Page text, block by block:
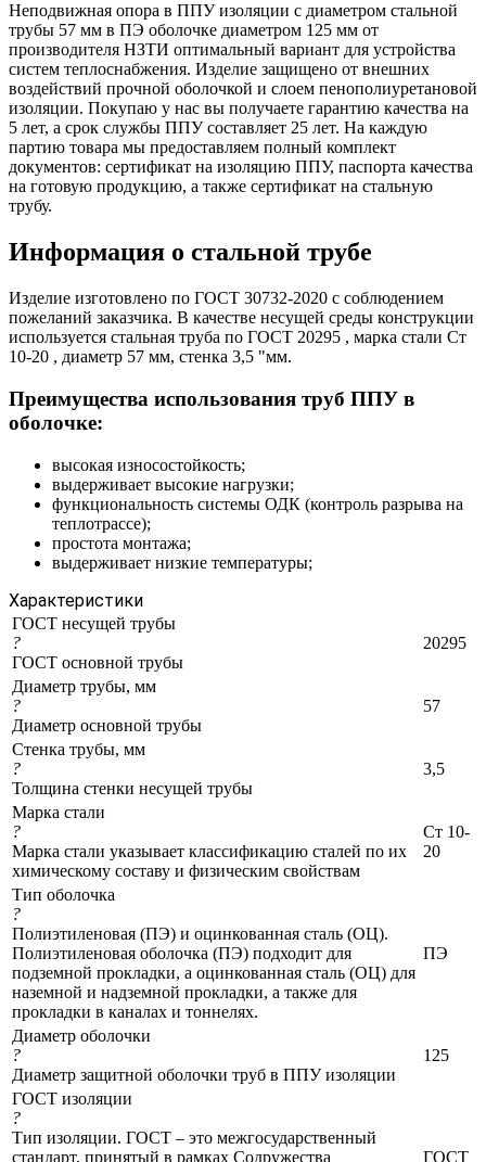
Неподвижная опора в ППУ изоляции с диаметром стальной
трубы 57 мм в ПЭ оболочке диаметром 125 мм от
производителя НЗТИ оптимальный вариант для устройства
систем теплоснабжения. Изделие защищено от внешних
воздействий прочной оболочкой и слоем пенополиуретановой
изоляции. Покупаю у нас вы получаете гарантию качества на
5 лет, а срок службы ППУ составляет 25 лет. На каждую
партию товара мы предоставляем полный комплект
документов: сертификат на изоляцию ППУ, паспорта качества
на готовую продукцию, а также сертификат на стальную
трубу.
Информация о стальной трубе
Изделие изготовлено по ГОСТ 30732-2020 с соблюдением
пожеланий заказчика. В качестве несущей среды конструкции
используется стальная труба по ГОСТ 20295 , марка стали Ст
10-20 , диаметр 57 мм, стенка 3,5 "мм.
Преимущества использования труб ППУ в
оболочке:
высокая износостойкость;
выдерживает высокие нагрузки;
функциональность системы ОДК (контроль разрыва на
теплотрассе);
простота монтажа;
выдерживает низкие температуры;
Характеристики
ГОСТ несущей трубы
?
ГОСТ основной трубы
20295
Диаметр трубы, мм
?
Диаметр основной трубы
57
Стенка трубы, мм
?
Толщина стенки несущей трубы
3,5
Марка стали
?
Марка стали указывает классификацию сталей по их
химическому составу и физическим свойствам
Ст 10-
20
Тип оболочка
?
Полиэтиленовая (ПЭ) и оцинкованная сталь (ОЦ).
Полиэтиленовая оболочка (ПЭ) подходит для
подземной прокладки, а оцинкованная сталь (ОЦ) для
наземной и надземной прокладки, а также для
прокладки в каналах и тоннелях.
ПЭ
Диаметр оболочки
?
Диаметр защитной оболочки труб в ППУ изоляции
125
ГОСТ изоляции
?
Тип изоляции. ГОСТ – это межгосударственный
стандарт, принятый в рамках Содружества
ГОСТ